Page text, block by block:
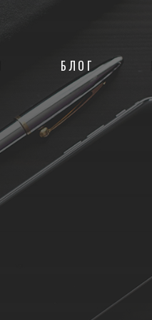
БЛОГ